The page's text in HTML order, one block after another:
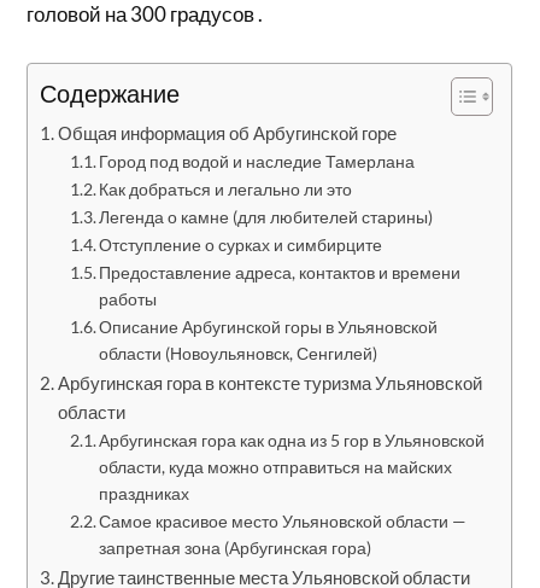
головой на 300 градусов .
Содержание
Общая информация об Арбугинской горе
Город под водой и наследие Тамерлана
Как добраться и легально ли это
Легенда о камне (для любителей старины)
Отступление о сурках и симбирците
Предоставление адреса, контактов и времени
работы
Описание Арбугинской горы в Ульяновской
области (Новоульяновск, Сенгилей)
Арбугинская гора в контексте туризма Ульяновской
области
Арбугинская гора как одна из 5 гор в Ульяновской
области, куда можно отправиться на майских
праздниках
Самое красивое место Ульяновской области —
запретная зона (Арбугинская гора)
Другие таинственные места Ульяновской области